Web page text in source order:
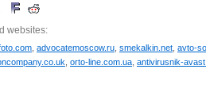
websites:
advocatemoscow.ru smekalkin.net avto-
orto-line.com.ua antivirusnik-